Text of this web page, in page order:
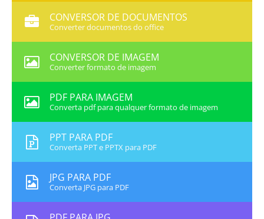
CONVERSOR DE DOCUMENTOS
Converter documentos do office
CONVERSOR DE IMAGEM
Converter formato de imagem
PDF PARA IMAGEM
Converta pdf para qualquer formato de imagem
PPT PARA PDF
Converta PPT e PPTX para PDF
JPG PARA PDF
Converta JPG para PDF